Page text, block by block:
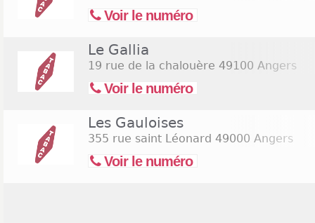
Voir le numéro
Le Gallia
19 rue de la chalouère 49100 Angers
Voir le numéro
Les Gauloises
355 rue saint Léonard 49000 Angers
Voir le numéro